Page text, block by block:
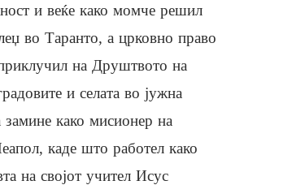
и веќе како момче решил
во Таранто, а црковно право
на Друштвото на
и селата во јужна
замине како мисионер на
каде што работел како
на својот учител Исус